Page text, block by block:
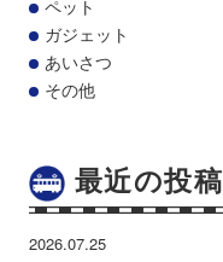
ペット
ガジェット
あいさつ
その他
最近の投稿
2026.07.25